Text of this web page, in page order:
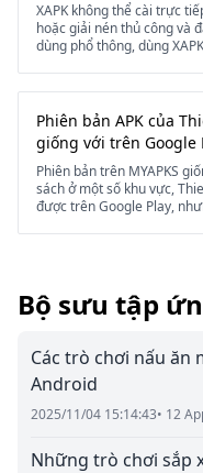
XAPK không thể cài trực
hoặc giải nén thủ công và
dùng phổ thông, dùng
Phiên bản APK của
giống với trên Google
Phiên bản trên MYAPKS
sách ở một số khu vực,
được trên Google Play,
Bộ sưu tập
Các trò chơi nấu ăn
Android
2025/11/04 15:14:43• 12
Những trò chơi sắp